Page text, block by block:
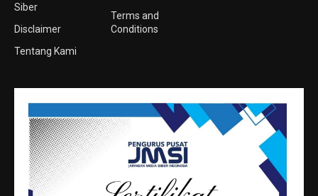
Siber
Disclaimer
Tentang Kami
Terms and
Conditions